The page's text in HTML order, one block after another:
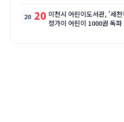
20 이천시 어린이도서관, '세
정가이 어린이 1000권 독파